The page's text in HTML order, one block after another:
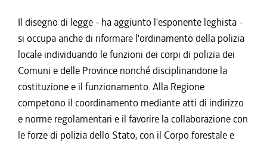
Il disegno di legge - ha aggiunto l'esponente leghista -
si occupa anche di riformare l'ordinamento della polizia
locale individuando le funzioni dei corpi di polizia dei
Comuni e delle Province nonché disciplinandone la
costituzione e il funzionamento. Alla Regione
competono il coordinamento mediante atti di indirizzo
e norme regolamentari e il favorire la collaborazione con
le forze di polizia dello Stato, con il Corpo forestale e